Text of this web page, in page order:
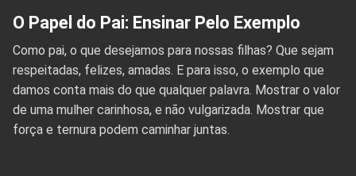
O Papel do Pai: Ensinar Pelo Exemplo
Como pai, o que desejamos para nossas filhas? Que sejam
respeitadas, felizes, amadas. E para isso, o exemplo que
damos conta mais do que qualquer palavra. Mostrar o valor
de uma mulher carinhosa, e não vulgarizada. Mostrar que
força e ternura podem caminhar juntas.